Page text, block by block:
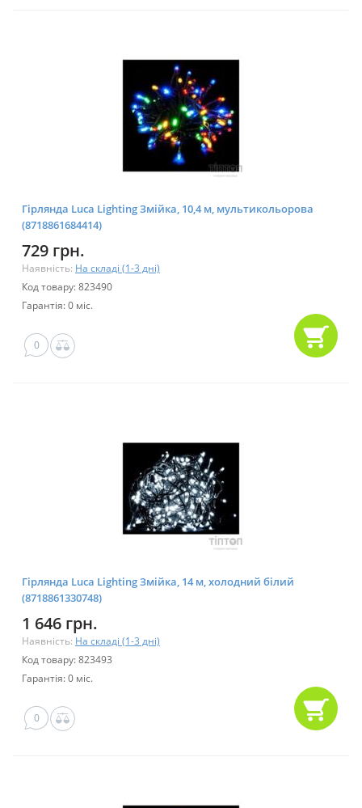
Гірлянда Luca Lighting Змійка, 10,4 м, мультикольорова
(8718861684414)
729 грн.
Наявність: На складі (1-3 дні)
Код товару: 823490
Гарантія: 0 міс.
0
Гірлянда Luca Lighting Змійка, 14 м, холодний білий
(8718861330748)
1 646 грн.
Наявність: На складі (1-3 дні)
Код товару: 823493
Гарантія: 0 міс.
0